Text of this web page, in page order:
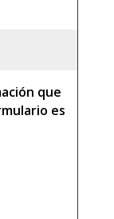
que
es